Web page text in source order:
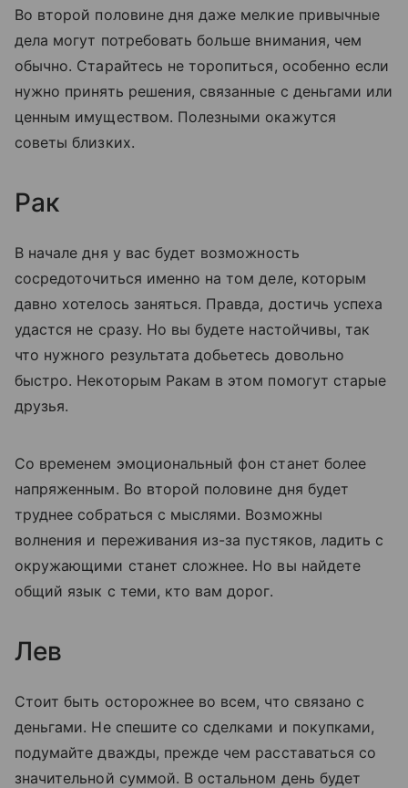
Во второй половине дня даже мелкие привычные
дела могут потребовать больше внимания, чем
обычно. Старайтесь не торопиться, особенно если
нужно принять решения, связанные с деньгами или
ценным имуществом. Полезными окажутся
советы близких.
Рак
В начале дня у вас будет возможность
сосредоточиться именно на том деле, которым
давно хотелось заняться. Правда, достичь успеха
удастся не сразу. Но вы будете настойчивы, так
что нужного результата добьетесь довольно
быстро. Некоторым Ракам в этом помогут старые
друзья.
Со временем эмоциональный фон станет более
напряженным. Во второй половине дня будет
труднее собраться с мыслями. Возможны
волнения и переживания из-за пустяков, ладить с
окружающими станет сложнее. Но вы найдете
общий язык с теми, кто вам дорог.
Лев
Стоит быть осторожнее во всем, что связано с
деньгами. Не спешите со сделками и покупками,
подумайте дважды, прежде чем расставаться со
значительной суммой. В остальном день будет